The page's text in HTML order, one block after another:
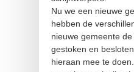
Nu we een nieuwe
hebben de
nieuwe gemeente
gestoken en
hieraan mee te